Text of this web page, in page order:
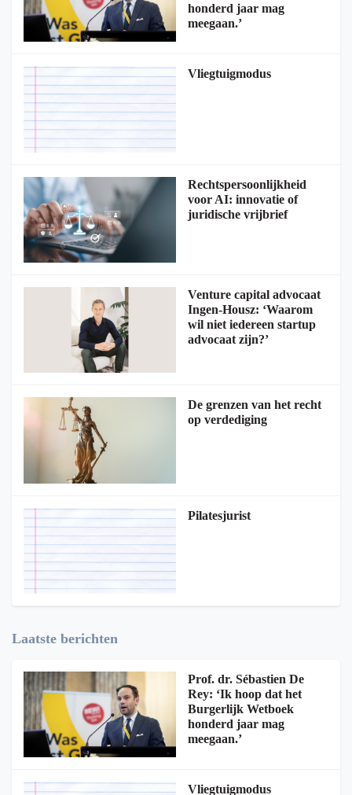
honderd jaar mag
meegaan.’
Vliegtuigmodus
Rechtspersoonlijkheid
voor AI: innovatie of
juridische vrijbrief
Venture capital advocaat
Ingen-Housz: ‘Waarom
wil niet iedereen startup
advocaat zijn?’
De grenzen van het recht
op verdediging
Pilatesjurist
Laatste berichten
Prof. dr. Sébastien De
Rey: ‘Ik hoop dat het
Burgerlijk Wetboek
honderd jaar mag
meegaan.’
Vliegtuigmodus